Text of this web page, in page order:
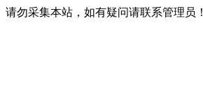
请勿采集本站，如有疑问请联系管理员！